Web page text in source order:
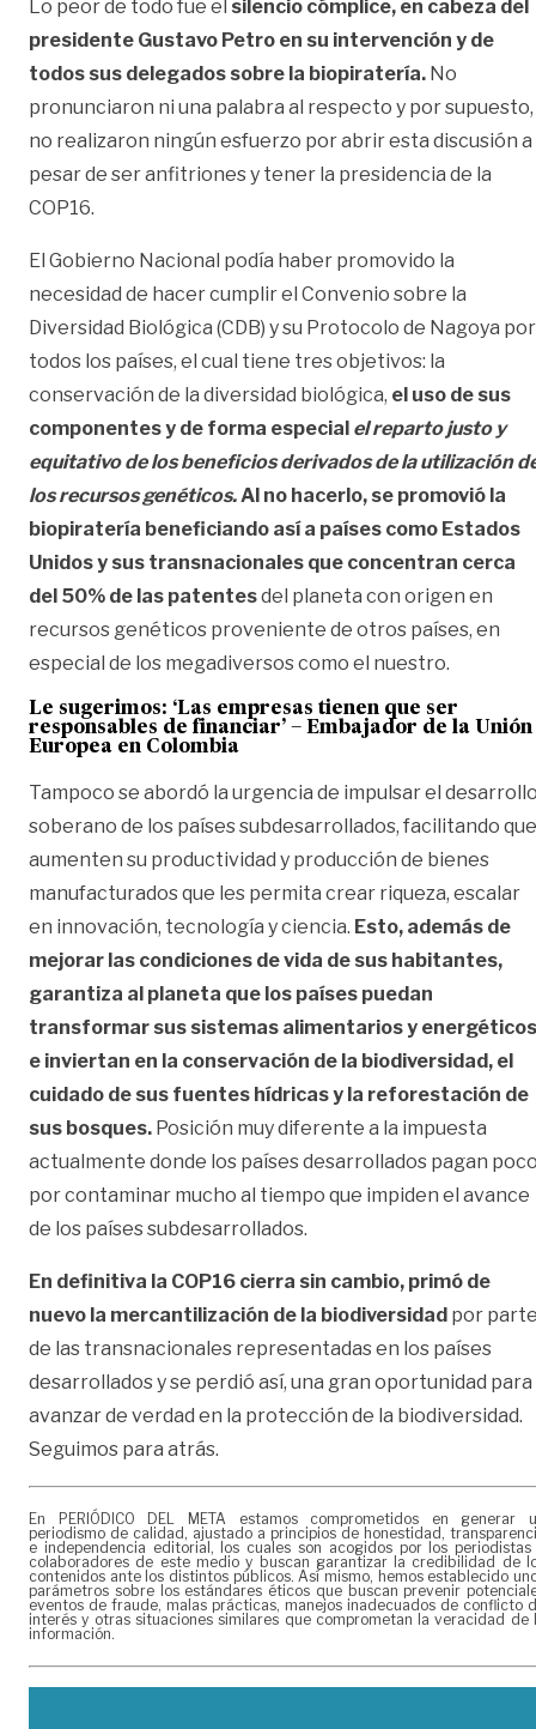
Lo peor de todo fue el silencio cómplice, en cabeza del
presidente Gustavo Petro en su intervención y de
todos sus delegados sobre la biopiratería. No
pronunciaron ni una palabra al respecto y por supuesto,
no realizaron ningún esfuerzo por abrir esta discusión a
pesar de ser anfitriones y tener la presidencia de la
COP16.
El Gobierno Nacional podía haber promovido la
necesidad de hacer cumplir el Convenio sobre la
Diversidad Biológica (CDB) y su Protocolo de Nagoya por
todos los países, el cual tiene tres objetivos: la
conservación de la diversidad biológica, el uso de sus
componentesy de forma especial el reparto justo y
equitativo de los beneficios derivados de la utilización
los recursos genéticos.Al no hacerlo, se promovió la
biopiratería beneficiando así a países como Estados
Unidos y sus transnacionales que concentran cerca
del 50% de las patentesdel planeta con origen en
recursos genéticos proveniente de otros países, en
especial de los megadiversos como el nuestro.
Le sugerimos: ‘Las empresas tienen que ser
responsables de financiar’ – Embajador de la Unión
Europea en Colombia
Tampoco se abordó la urgencia de impulsar el
soberano de los países subdesarrollados, facilitando que
aumenten su productividad y producción de bienes
manufacturados que les permita crear riqueza, escalar
en innovación, tecnología y ciencia. Esto, además de
mejorar las condiciones de vida de sus habitantes,
garantiza al planeta que los países puedan
transformar sus sistemas alimentarios y energéticos
e inviertan en la conservación de la biodiversidad, el
cuidado de sus fuentes hídricas y la reforestación de
sus bosques. Posición muy diferente a la impuesta
actualmente donde los países desarrollados pagan
por contaminar mucho al tiempo que impiden el avance
de los países subdesarrollados.
En definitiva la COP16 cierra sin cambio, primó de
nuevo la mercantilización de la biodiversidad por
de las transnacionales representadas en los países
desarrollados y se perdió así, una gran oportunidad para
avanzar de verdad en la protección de la biodiversidad.
Seguimos para atrás.
En PERIÓDICO DEL META estamos comprometidos en generar
periodismo de calidad, ajustado a principios de honestidad,
e independencia editorial, los cuales son acogidos por los periodistas
colaboradores de este medio y buscan garantizar la credibilidad de
contenidos ante los distintos públicos. Así mismo, hemos establecido
parámetros sobre los estándares éticos que buscan prevenir
eventos de fraude, malas prácticas, manejos inadecuados de conflicto
interés y otras situaciones similares que comprometan la veracidad de
información.